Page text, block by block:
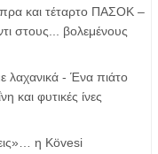
και τέταρτο ΠΑΣΟΚ –
στους... βολεμένους
λαχανικά - Ένα πιάτο
και φυτικές ίνες
η Kövesi